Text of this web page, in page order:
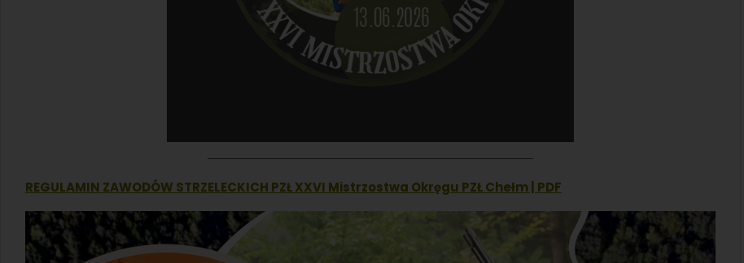
REGULAMIN ZAWODÓW STRZELECKICH PZŁ XXVI Mistrzostwa Okręgu PZŁ Chełm | PDF